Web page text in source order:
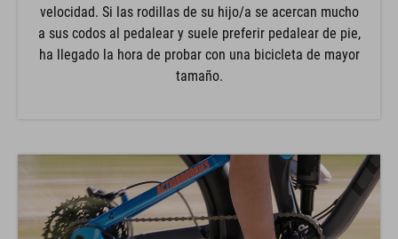
velocidad. Si las rodillas de su hijo/a se acercan mucho
a sus codos al pedalear y suele preferir pedalear de pie,
ha llegado la hora de probar con una bicicleta de mayor
tamaño.